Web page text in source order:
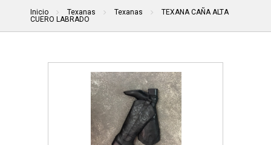
Inicio Texanas Texanas
TEXANA CAÑA ALTA
CUERO LABRADO